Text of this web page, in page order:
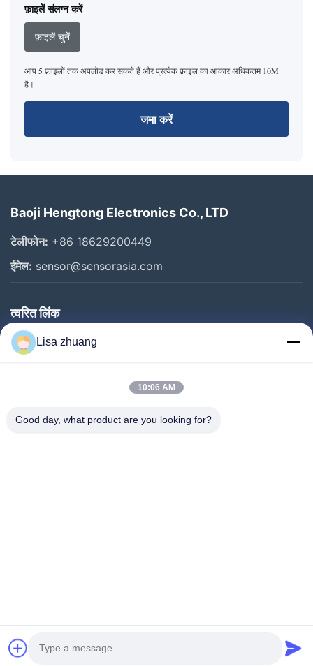
फ़ाइलें संलग्न करें
फ़ाइलें चुनें
आप 5 फ़ाइलों तक अपलोड कर सकते हैं और प्रत्येक फ़ाइल का आकार अधिकतम 10M
है।
जमा करें
Baoji Hengtong Electronics Co., LTD
टेलीफोन: +86 18629200449
ईमेल: sensor@sensorasia.com
त्वरित लिंक
घर
उत्पादों
हमारे बारे में
©2023- Baoji Hengtong Electronics Co., LTD. सभी अधिकार सुरक्षित
Lisa zhuang
10:06 AM
Good day, what product are you looking for?